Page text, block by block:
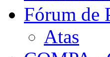
Fórum de
Atas